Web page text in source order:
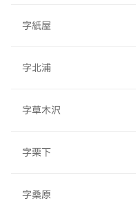
字紙屋
字北浦
字草木沢
字栗下
字桑原